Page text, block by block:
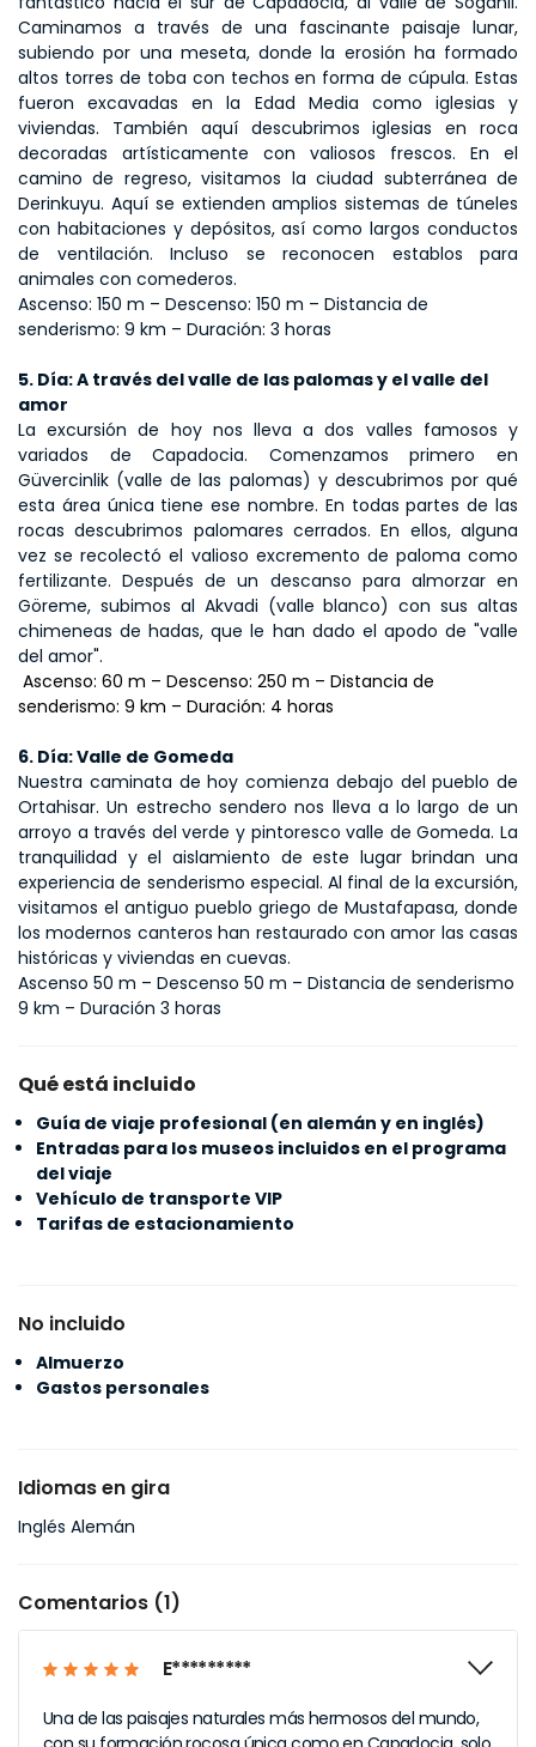
Caminamos a través de una fascinante paisaje lunar,
subiendo por una meseta, donde la erosión ha formado
altos torres de toba con techos en forma de cúpula. Estas
fueron excavadas en la Edad Media como iglesias y
viviendas. También aquí descubrimos iglesias en roca
decoradas artísticamente con valiosos frescos. En el
camino de regreso, visitamos la ciudad subterránea de
Derinkuyu. Aquí se extienden amplios sistemas de túneles
con habitaciones y depósitos, así como largos conductos
de ventilación. Incluso se reconocen establos para
animales con comederos.
Ascenso: 150 m – Descenso: 150 m – Distancia de
senderismo: 9 km – Duración: 3 horas
5. Día: A través del valle de las palomas y el valle del
amor
La excursión de hoy nos lleva a dos valles famosos y
variados de Capadocia. Comenzamos primero en
Güvercinlik (valle de las palomas) y descubrimos por qué
esta área única tiene ese nombre. En todas partes de las
rocas descubrimos palomares cerrados. En ellos, alguna
vez se recolectó el valioso excremento de paloma como
fertilizante. Después de un descanso para almorzar en
Göreme, subimos al Akvadi (valle blanco) con sus altas
chimeneas de hadas, que le han dado el apodo de "valle
del amor".
Ascenso: 60 m – Descenso: 250 m – Distancia de
senderismo: 9 km – Duración: 4 horas
6. Día: Valle de Gomeda
Nuestra caminata de hoy comienza debajo del pueblo de
Ortahisar. Un estrecho sendero nos lleva a lo largo de un
arroyo a través del verde y pintoresco valle de Gomeda. La
tranquilidad y el aislamiento de este lugar brindan una
experiencia de senderismo especial. Al final de la excursión,
visitamos el antiguo pueblo griego de Mustafapasa, donde
los modernos canteros han restaurado con amor las casas
históricas y viviendas en cuevas.
Ascenso 50 m – Descenso 50 m – Distancia de senderismo
9 km – Duración 3 horas
Qué está incluido
Guía de viaje profesional (en alemán y en inglés)
Entradas para los museos incluidos en el programa
del viaje
Vehículo de transporte VIP
Tarifas de estacionamiento
No incluido
Almuerzo
Gastos personales
Idiomas en gira
Inglés Alemán
Comentarios (1)
E*********
Una de las paisajes naturales más hermosos del mundo,